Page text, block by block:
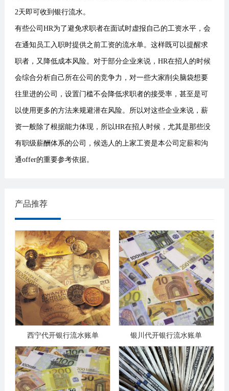
2天即可收到银行流水。
有些公司HR为了避免求职者在面试时虚报自己的工资水平，会
在通知员工入职时提供之前工资的流水单。这样既可以提醒求
职者，又降低成本风险。对于部分企业来说，HR在招人的时候
会综合分析自己所在公司的竞争力，对一些大家削尖脑袋想要
往里进的公司，设置门槛不会降低求职者的接受率，甚至是可
以使用更多的方法来规避潜在风险。所以对这些企业来说，薪
资一般除了根据能力体现，所以HR在招人时候，尤其是那些没
有职级薪酬体系的公司，候选人的上家工资是本公司定薪和沟
通offer的重要参考依据。
产品推荐
西宁代开银行流水账单 银川代开银行流水账单